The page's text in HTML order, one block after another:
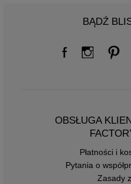
BĄDŹ
OBSŁUGA
Płatności i
Pytania o
Zasady